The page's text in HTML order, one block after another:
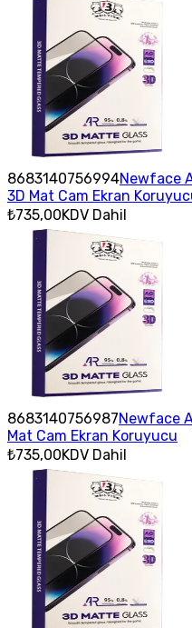
8683140756994Newface
3D Mat Cam Ekran
₺735,00KDV Dahil
8683140756987Newface
Mat Cam Ekran Koruyucu
₺735,00KDV Dahil